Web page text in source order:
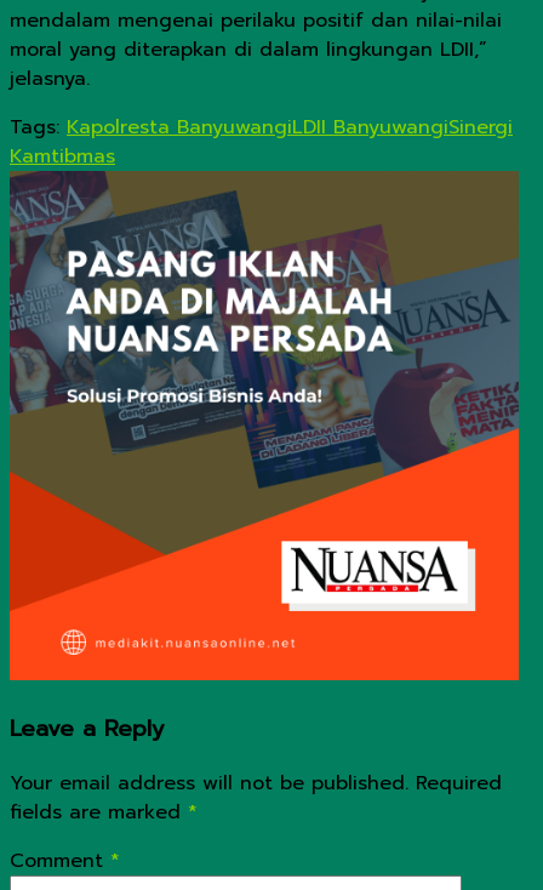
mendalam mengenai perilaku positif dan nilai-nilai
moral yang diterapkan di dalam lingkungan LDII,”
jelasnya.
Tags: Kapolresta BanyuwangiLDII BanyuwangiSinergi
Kamtibmas
Leave a Reply
Your email address will not be published. Required
fields are marked *
Comment *